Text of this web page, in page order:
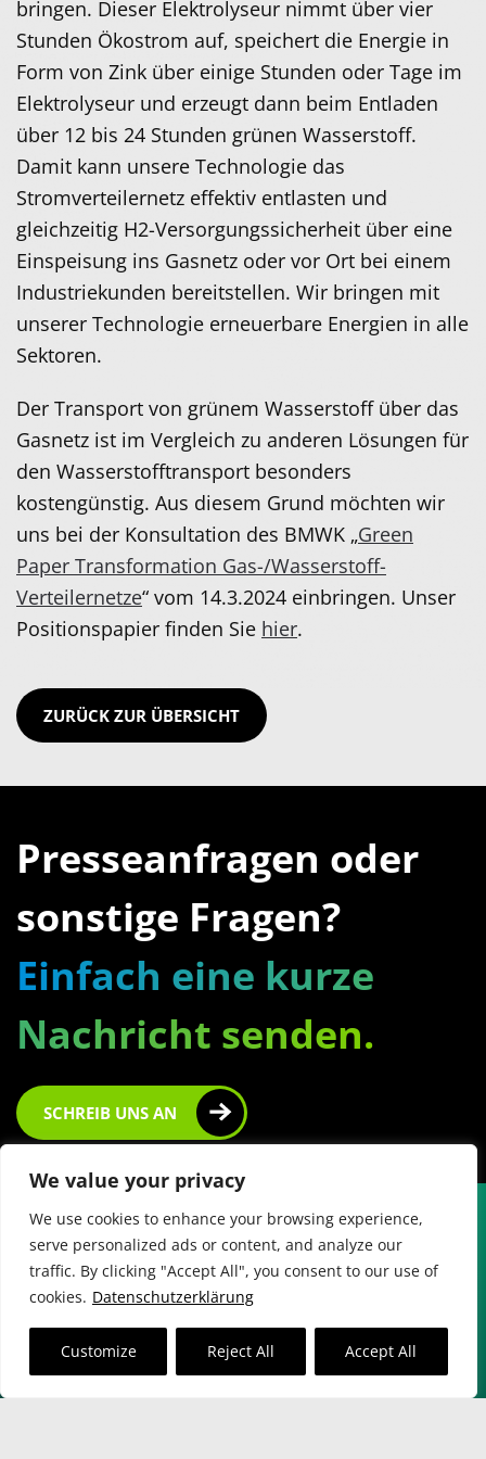
We value your privacy
We use cookies to enhance your browsing experience,
serve personalized ads or content, and analyze our
traffic. By clicking "Accept All", you consent to our use of
cookies. Datenschutzerklärung
Customize Reject All Accept All
bringen. Dieser Elektrolyseur nimmt über vier
Stunden Ökostrom auf, speichert die Energie in
Form von Zink über einige Stunden oder Tage im
Elektrolyseur und erzeugt dann beim Entladen
über 12 bis 24 Stunden grünen Wasserstoff.
Damit kann unsere Technologie das
Stromverteilernetz effektiv entlasten und
gleichzeitig H2-Versorgungssicherheit über eine
Einspeisung ins Gasnetz oder vor Ort bei einem
Industriekunden bereitstellen. Wir bringen mit
unserer Technologie erneuerbare Energien in alle
Sektoren.
Der Transport von grünem Wasserstoff über das
Gasnetz ist im Vergleich zu anderen Lösungen für
den Wasserstofftransport besonders
kostengünstig. Aus diesem Grund möchten wir
uns bei der Konsultation des BMWK „Green
Paper Transformation Gas-/Wasserstoff-
Verteilernetze“ vom 14.3.2024 einbringen. Unser
Positionspapier finden Sie hier.
ZURÜCK ZUR ÜBERSICHT
Presseanfragen oder
sonstige Fragen?
Einfach eine kurze
Nachricht senden.
SCHREIB UNS AN
Sie möchten weitere
Informationen oder haben
noch Fragen?Setzen Sie sich